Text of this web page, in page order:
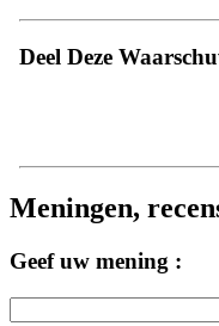
Deel Deze
Meningen,
Geef uw mening :